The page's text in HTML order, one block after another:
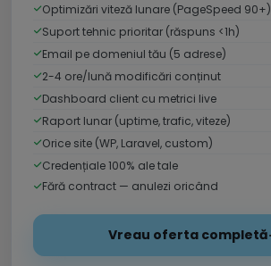
Optimizări viteză lunare (PageSpeed 90+)
Suport tehnic prioritar (răspuns <1h)
Email pe domeniul tău (5 adrese)
2-4 ore/lună modificări conținut
Dashboard client cu metrici live
Raport lunar (uptime, trafic, viteze)
Orice site (WP, Laravel, custom)
Credențiale 100% ale tale
Fără contract — anulezi oricând
Vreau oferta completă